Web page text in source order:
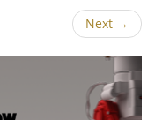
Next →